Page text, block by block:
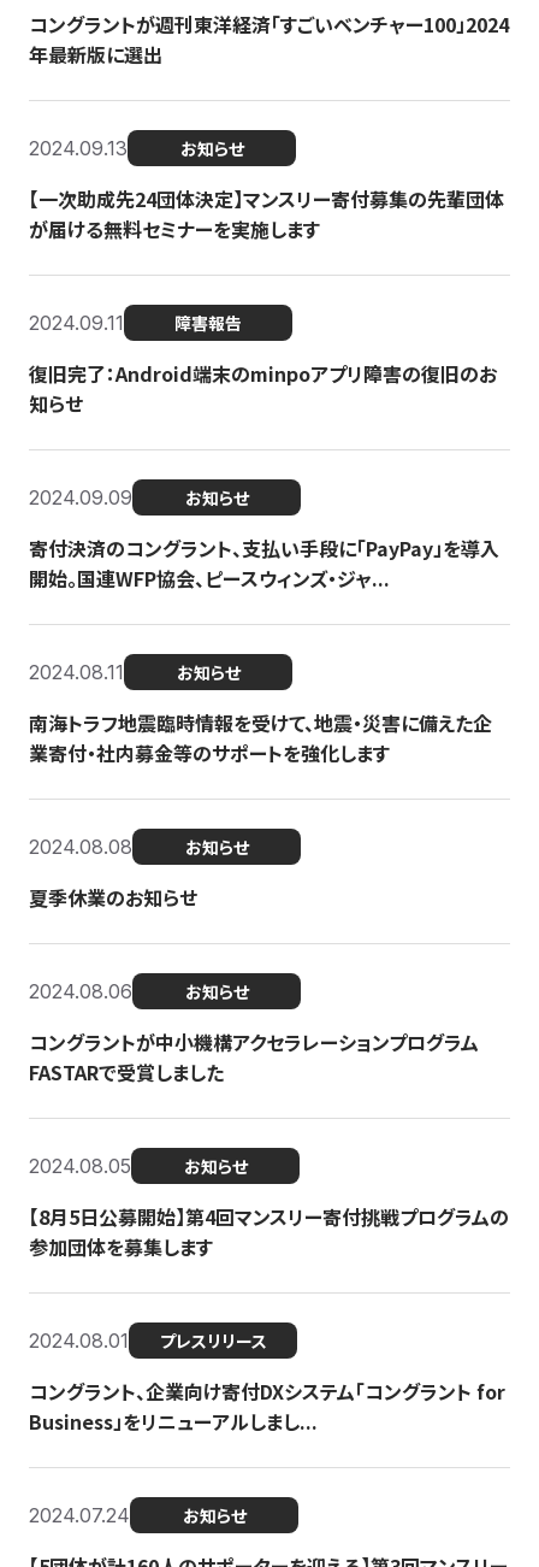
コングラントが週刊東洋経済「すごいベンチャー100」2024
年最新版に選出
2024.09.13 お知らせ
【一次助成先24団体決定】マンスリー寄付募集の先輩団体
が届ける無料セミナーを実施します
2024.09.11 障害報告
復旧完了：Android端末のminpoアプリ障害の復旧のお
知らせ
2024.09.09 お知らせ
寄付決済のコングラント、支払い手段に「PayPay」を導入
開始。国連WFP協会、ピースウィンズ・ジャ...
2024.08.11 お知らせ
南海トラフ地震臨時情報を受けて、地震・災害に備えた企
業寄付・社内募金等のサポートを強化します
2024.08.08 お知らせ
夏季休業のお知らせ
2024.08.06 お知らせ
コングラントが中小機構アクセラレーションプログラム
FASTARで受賞しました
2024.08.05 お知らせ
【8月5日公募開始】第4回マンスリー寄付挑戦プログラムの
参加団体を募集します
2024.08.01 プレスリリース
コングラント、企業向け寄付DXシステム「コングラント for
Business」をリニューアルしまし...
2024.07.24 お知らせ